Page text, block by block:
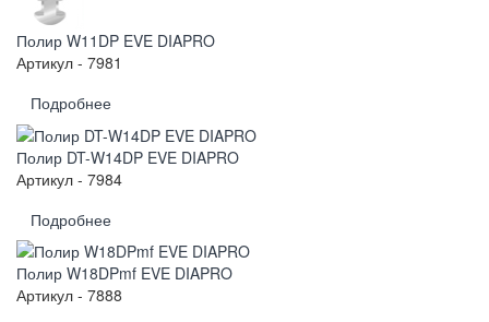
Полир W11DP EVE DIAPRO
Артикул - 7981
Подробнее
Полир DT-W14DP EVE DIAPRO
Артикул - 7984
Подробнее
Полир W18DPmf EVE DIAPRO
Артикул - 7888